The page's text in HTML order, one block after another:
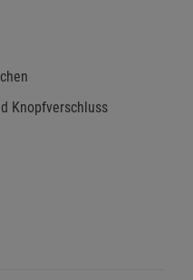
Knopfverschluss